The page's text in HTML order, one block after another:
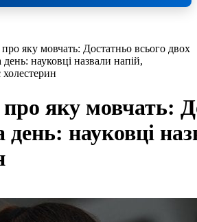
яку мовчать: Достатньо всього двох
науковці назвали напій,
яку мовчать:
день: науковці